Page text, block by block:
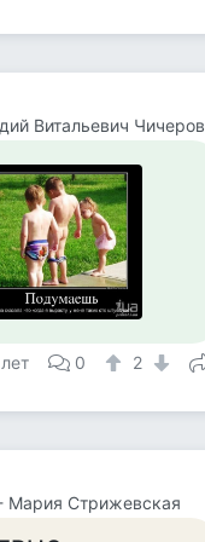
Витальевич Чичеров
0 2
Мария Стрижевская